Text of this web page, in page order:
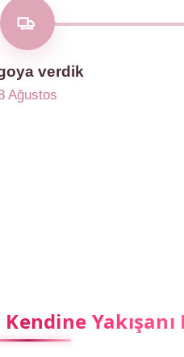
verdik
Ağustos